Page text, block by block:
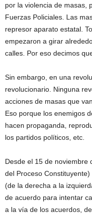
por la violencia de masas,
Fuerzas Policiales. Las
represor aparato estatal.
empezaron a girar
calles. Por eso decimos
Sin embargo, en una
revolucionario. Ninguna
acciones de masas que
Eso porque los enemigos
hacen propaganda,
los partidos políticos, etc.
Desde el 15 de noviembre
del Proceso
(de la derecha a la
de acuerdo para intentar
a la vía de los acuerdos,